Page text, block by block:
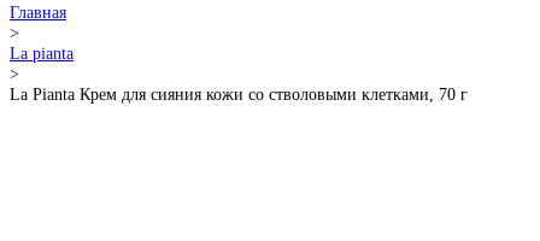
Главная
>
La pianta
>
La Pianta Крем для сияния кожи со стволовыми клетками, 70 г